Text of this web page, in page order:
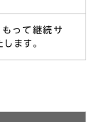
って継続サ
します。